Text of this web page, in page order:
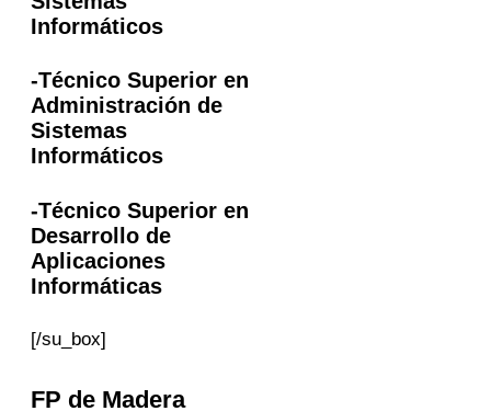
Informáticos
-Técnico Superior en
Administración de
Sistemas
Informáticos
-Técnico Superior en
Desarrollo de
Aplicaciones
Informáticas
[/su_box]
FP de Madera